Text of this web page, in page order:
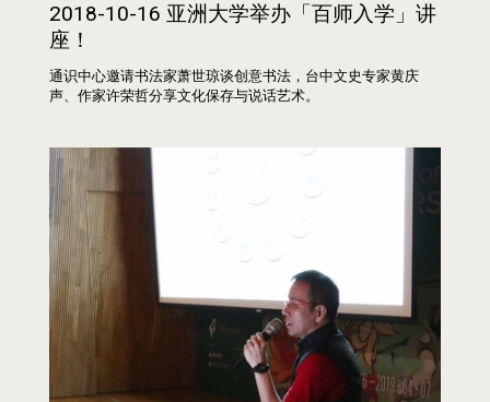
2018-10-16 亚洲大学举办「百师入学」讲
座！
通识中心邀请书法家萧世琼谈创意书法，台中文史专家黄庆
声、作家许荣哲分享文化保存与说话艺术。